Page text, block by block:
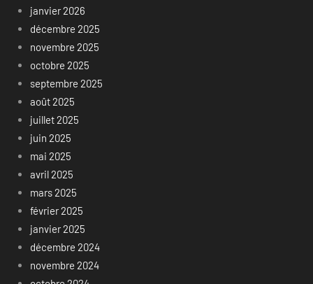
janvier 2026
décembre 2025
novembre 2025
octobre 2025
septembre 2025
août 2025
juillet 2025
juin 2025
mai 2025
avril 2025
mars 2025
février 2025
janvier 2025
décembre 2024
novembre 2024